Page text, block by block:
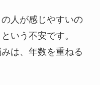
人が感じやすいの
いう不安です。
は、年数を重ねる